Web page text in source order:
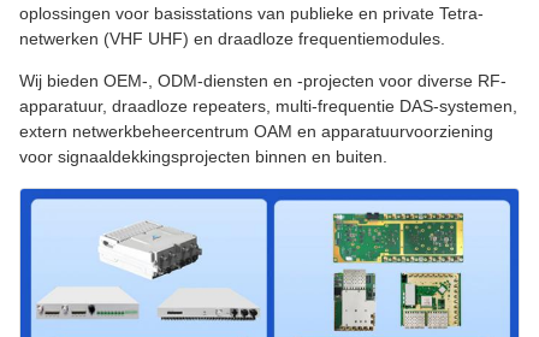
oplossingen voor basisstations van publieke en private Tetra-
netwerken (VHF UHF) en draadloze frequentiemodules.
Wij bieden OEM-, ODM-diensten en -projecten voor diverse RF-
apparatuur, draadloze repeaters, multi-frequentie DAS-systemen,
extern netwerkbeheercentrum OAM en apparatuurvoorziening
voor signaaldekkingsprojecten binnen en buiten.